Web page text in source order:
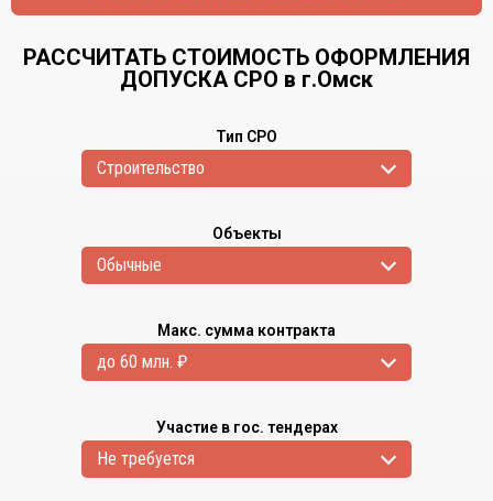
РАССЧИТАТЬ СТОИМОСТЬ ОФОРМЛЕНИЯ
ДОПУСКА СРО в г.Омск
Тип СРО
Cтроительство
Объекты
Обычные
Макс. сумма контракта
до 60 млн. ₽
Участие в гос. тендерах
Не требуется